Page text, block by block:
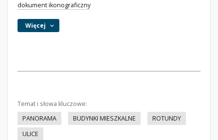
dokument ikonograficzny
Więcej
Temat i słowa kluczowe:
PANORAMA
BUDYNKI MIESZKALNE
ROTUNDY
ULICE